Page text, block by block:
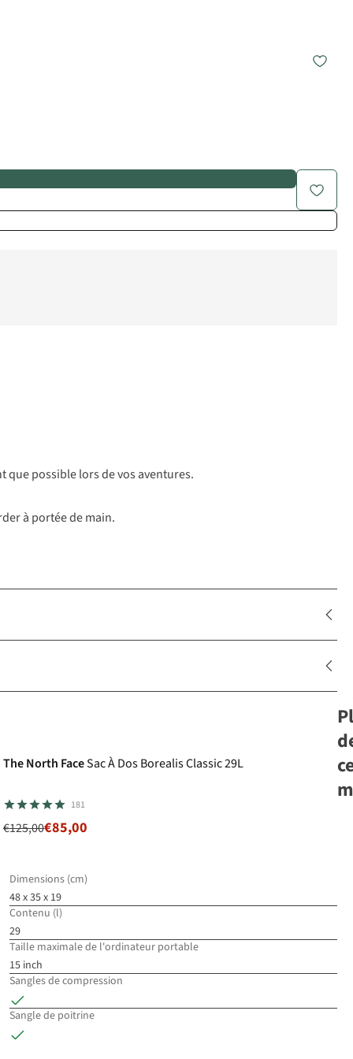
que possible lors de vos aventures.
à portée de main.
The North FaceSac À Dos Borealis Classic 29L
181
€125,00€85,00
Dimensions (cm)
48 x 35 x 19
Contenu (l)
29
Taille maximale de l'ordinateur portable
15 inch
Sangles de compression
Sangle de poitrine